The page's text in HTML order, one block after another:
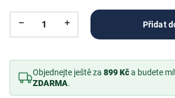
Přidat
Objednejte ještě za 899 Kča budete
ZDARMA.